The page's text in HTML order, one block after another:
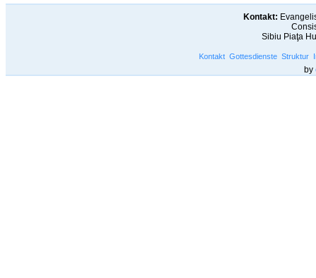
Kontakt:
Sibiu Piaţa
Kontakt Gottesdienste Struktur
by